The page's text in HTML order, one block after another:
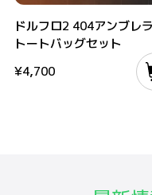
ドルフロ2 404アンブレ
トートバッグセット
¥4,700